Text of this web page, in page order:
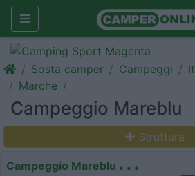
Sosta camper Campeggi
Marche
Campeggio Mareblu
Struttura
Campeggio Mareblu